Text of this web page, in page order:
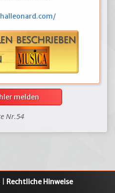
melden
Nr.54
Rechtliche Hinweise